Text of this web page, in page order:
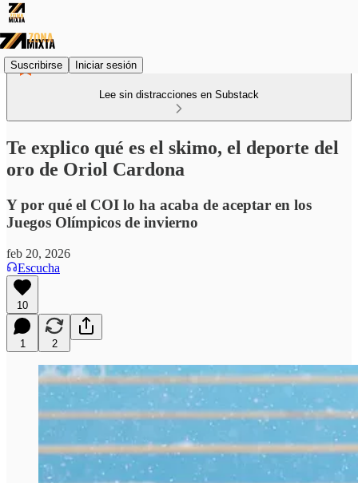
Suscribirse Iniciar sesión
Lee sin distracciones en Substack
Te explico qué es el skimo, el deporte del
oro de Oriol Cardona
Y por qué el COI lo ha acaba de aceptar en los
Juegos Olímpicos de invierno
feb 20, 2026
Escucha
10
1 2